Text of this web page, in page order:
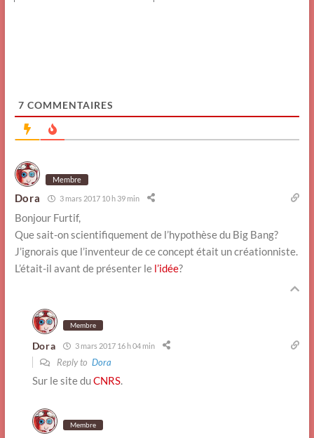
7 COMMENTAIRES
Membre
Dora 3 mars 2017 10 h 39 min
Bonjour Furtif,
Que sait-on scientifiquement de l’hypothèse du Big Bang?
J’ignorais que l’inventeur de ce concept était un créationniste.
L’était-il avant de présenter le l’idée?
Membre
Dora 3 mars 2017 16 h 04 min
Reply to Dora
Sur le site duCNRS.
Membre